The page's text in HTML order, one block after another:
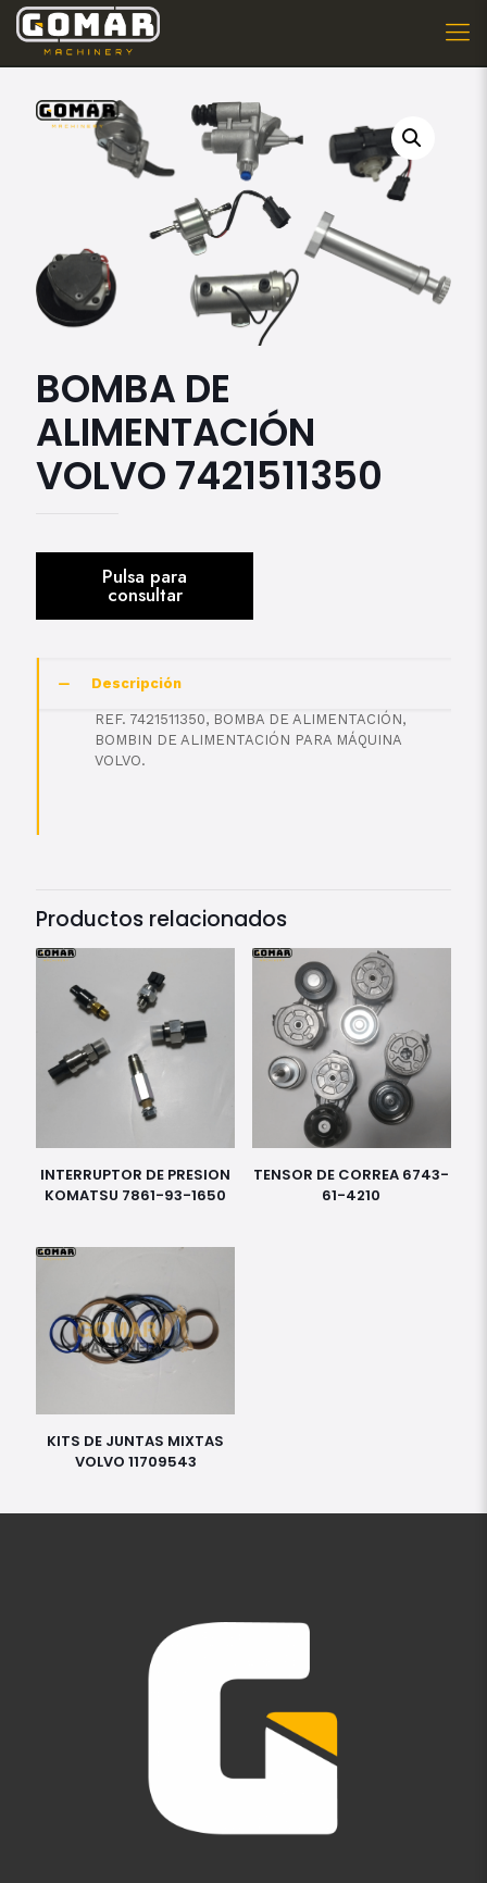
BOMBA DE
ALIMENTACIÓN
VOLVO 7421511350
Descripción
REF. 7421511350, BOMBA DE ALIMENTACIÓN,
BOMBIN DE ALIMENTACIÓN PARA MÁQUINA
VOLVO.
Productos relacionados
INTERRUPTOR DE PRESION
KOMATSU 7861-93-1650
TENSOR DE CORREA 6743-
61-4210
KITS DE JUNTAS MIXTAS
VOLVO 11709543